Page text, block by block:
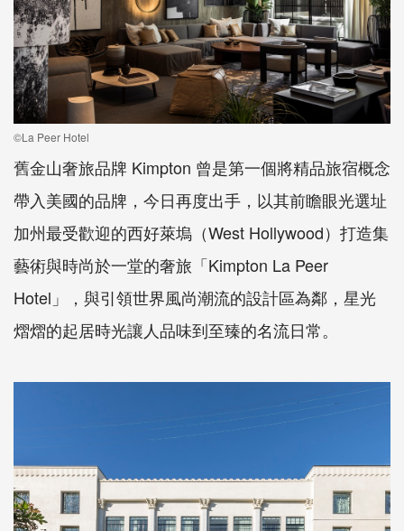
©La Peer Hotel
舊金山奢旅品牌 Kimpton 曾是第一個將精品旅宿概念
帶入美國的品牌，今日再度出手，以其前瞻眼光選址
加州最受歡迎的西好萊塢（West Hollywood）打造集
藝術與時尚於一堂的奢旅「Kimpton La Peer
Hotel」，與引領世界風尚潮流的設計區為鄰，星光
熠熠的起居時光讓人品味到至臻的名流日常。